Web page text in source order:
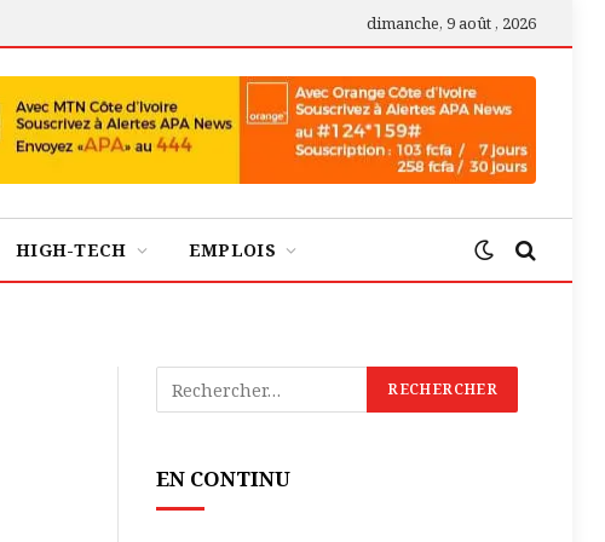
dimanche, 9 août , 2026
HIGH-TECH EMPLOIS
EN CONTINU